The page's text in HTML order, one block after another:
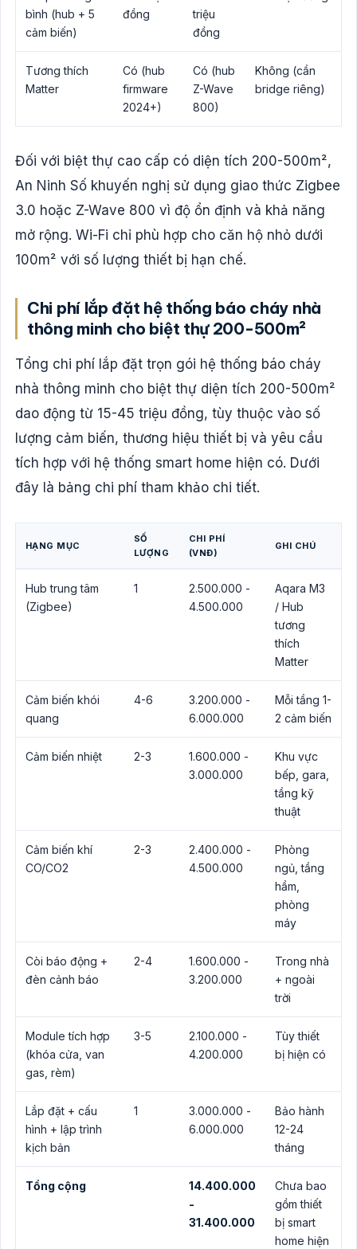
bình (hub + 5
cảm biến)
đồng
triệu
đồng
Tương thích
Matter
Có (hub
firmware
2024+)
Có (hub
Z-Wave
800)
Không (cần
bridge riêng)
Đối với biệt thự cao cấp có diện tích 200-500m²,
An Ninh Số khuyến nghị sử dụng giao thức Zigbee
3.0 hoặc Z-Wave 800 vì độ ổn định và khả năng
mở rộng. Wi-Fi chỉ phù hợp cho căn hộ nhỏ dưới
100m² với số lượng thiết bị hạn chế.
Chi phí lắp đặt hệ thống báo cháy nhà
thông minh cho biệt thự 200-500m²
Tổng chi phí lắp đặt trọn gói hệ thống báo cháy
nhà thông minh cho biệt thự diện tích 200-500m²
dao động từ 15-45 triệu đồng, tùy thuộc vào số
lượng cảm biến, thương hiệu thiết bị và yêu cầu
tích hợp với hệ thống smart home hiện có. Dưới
đây là bảng chi phí tham khảo chi tiết.
HẠNG MỤC
SỐ
LƯỢNG
CHI PHÍ
(VNĐ)
GHI CHÚ
Hub trung tâm
(Zigbee)
1
2.500.000 -
4.500.000
Aqara M3
/ Hub
tương
thích
Matter
Cảm biến khói
quang
4-6
3.200.000 -
6.000.000
Mỗi tầng 1-
2 cảm biến
Cảm biến nhiệt 2-3
1.600.000 -
3.000.000
Khu vực
bếp, gara,
tầng kỹ
thuật
Cảm biến khí
CO/CO2
2-3
2.400.000 -
4.500.000
Phòng
ngủ, tầng
hầm,
phòng
máy
Còi báo động +
đèn cảnh báo
2-4
1.600.000 -
3.200.000
Trong nhà
+ ngoài
trời
Module tích hợp
(khóa cửa, van
gas, rèm)
3-5
2.100.000 -
4.200.000
Tùy thiết
bị hiện có
Lắp đặt + cấu
hình + lập trình
kịch bản
1
3.000.000 -
6.000.000
Bảo hành
12-24
tháng
Tổng cộng
14.400.000
-
31.400.000
Chưa bao
gồm thiết
bị smart
home hiện